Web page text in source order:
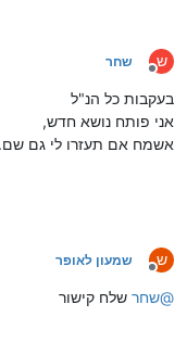
ש
מנותק
שחר
בעקבות כל הנ"ל
אני פותח נושא חדש,
אשמח אם תעזרו לי גם שם.
ש
מנותק
שמעון לאופר
@שחר שלח קישור